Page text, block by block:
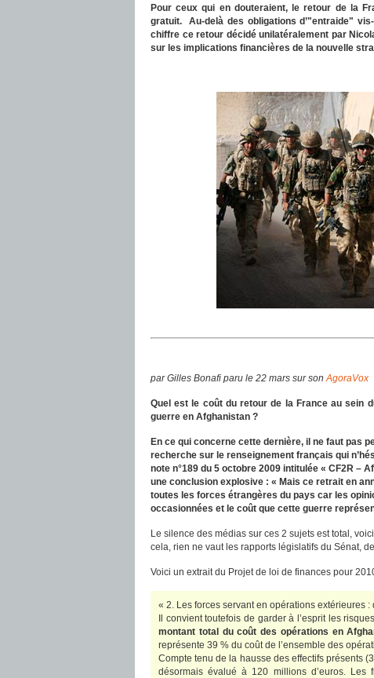
Pour ceux qui en douteraient, le retour de la
gratuit. Au-delà des obligations d’"entraide"
chiffre ce retour décidé unilatéralement par
sur les implications financières de la nouvelle
par Gilles Bonafi paru le 22 mars sur sonAgoraVox
Quel est le coût du retour de la France au sein
guerre en Afghanistan ?
En ce qui concerne cette dernière, il ne faut pas
recherche sur le renseignement français qui
note n°189 du 5 octobre 2009 intitulée « CF2R –
une conclusion explosive : « Mais ce retrait en
toutes les forces étrangères du pays car les
occasionnées et le coût que cette guerre
Le silence des médias sur ces 2 sujets est total,
cela, rien ne vaut les rapports législatifs du Sénat,
Voici un extrait du Projet de loi de finances pour
« 2. Les forces servant en opérations extérieures
Il convient toutefois de garder à l’esprit les
montant total du coût des opérations en
représente 39 % du coût de l’ensemble des
Compte tenu de la hausse des effectifs présents
désormais évalué à 120 millions d’euros. Les